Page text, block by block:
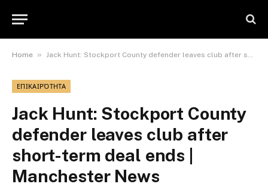
Home » Jack Hunt: Stockport County defender leaves club after short-term deal ends | Manchester News
ΕΠΙΚΑΙΡΌΤΗΤΑ
Jack Hunt: Stockport County
defender leaves club after
short-term deal ends |
Manchester News